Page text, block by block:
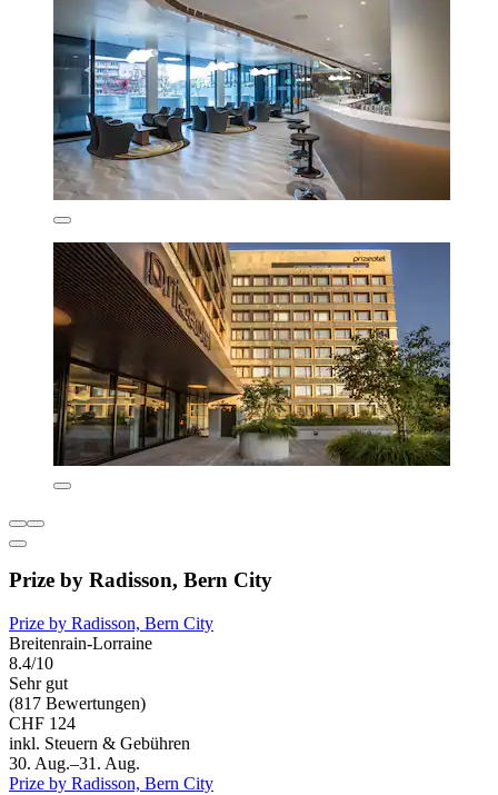
Prize by Radisson, Bern City
Prize by Radisson, Bern City
Breitenrain-Lorraine
8.4/10
Sehr gut
(817 Bewertungen)
CHF 124
inkl. Steuern & Gebühren
30. Aug.–31. Aug.
Prize by Radisson, Bern City